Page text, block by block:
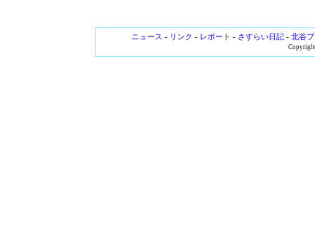
ニュース - リンク - レポート - さすらい日記- 北谷